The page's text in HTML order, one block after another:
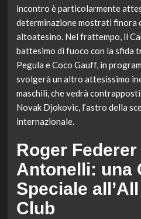
incontro è particolarmente
determinazione mostrati finora
altoatesino. Nel frattempo, il
battesimo di fuoco con la sfida
Pegula e Coco Gauff, in
svolgerà un altro attesissimo
maschili, che vedrà
Novak Djokovic, l’astro della
internazionale.
Roger
Antonelli: una
Speciale
Club